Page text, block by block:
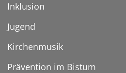
Inklusion
Jugend
Kirchenmusik
Prävention im Bistum